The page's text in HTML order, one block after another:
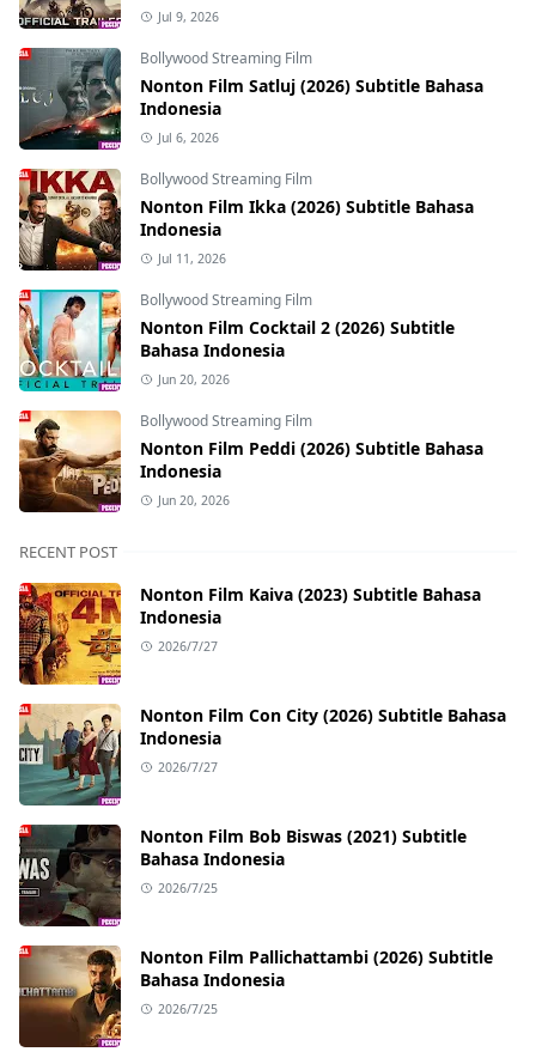
Jul 9, 2026
Bollywood Streaming Film
Nonton Film Satluj (2026) Subtitle Bahasa
Indonesia
Jul 6, 2026
Bollywood Streaming Film
Nonton Film Ikka (2026) Subtitle Bahasa
Indonesia
Jul 11, 2026
Bollywood Streaming Film
Nonton Film Cocktail 2 (2026) Subtitle
Bahasa Indonesia
Jun 20, 2026
Bollywood Streaming Film
Nonton Film Peddi (2026) Subtitle Bahasa
Indonesia
Jun 20, 2026
RECENT POST
Nonton Film Kaiva (2023) Subtitle Bahasa
Indonesia
2026/7/27
Nonton Film Con City (2026) Subtitle Bahasa
Indonesia
2026/7/27
Nonton Film Bob Biswas (2021) Subtitle
Bahasa Indonesia
2026/7/25
Nonton Film Pallichattambi (2026) Subtitle
Bahasa Indonesia
2026/7/25